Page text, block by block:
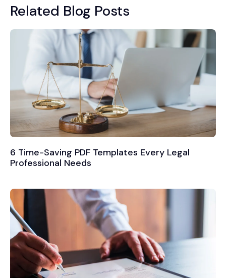
Related Blog Posts
6 Time-Saving PDF Templates Every Legal
Professional Needs